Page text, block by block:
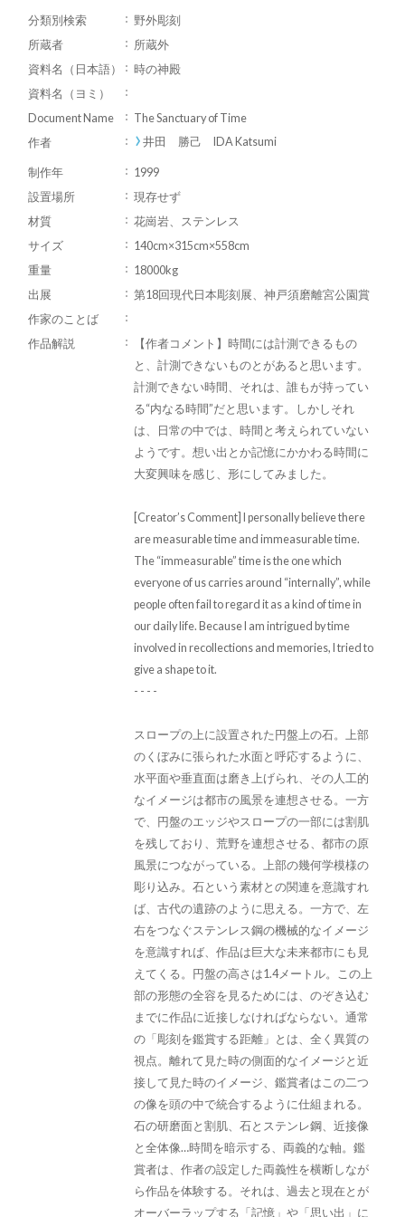
分類別検索
野外彫刻
所蔵者
所蔵外
資料名（日本語）
時の神殿
資料名（ヨミ）
Document Name
The Sanctuary of Time
作者
井田 勝己 IDA Katsumi
制作年
1999
設置場所
現存せず
材質
花崗岩、ステンレス
サイズ
140cm×315cm×558cm
重量
18000kg
出展
第18回現代日本彫刻展、神戸須磨離宮公園賞
作家のことば
作品解説
【作者コメント】時間には計測できるもの
と、計測できないものとがあると思います。
計測できない時間、それは、誰もが持ってい
る“内なる時間”だと思います。しかしそれ
は、日常の中では、時間と考えられていない
ようです。想い出とか記憶にかかわる時間に
大変興味を感じ、形にしてみました。
[Creator’s Comment] I personally believe there
are measurable time and immeasurable time.
The “immeasurable” time is the one which
everyone of us carries around “internally”, while
people often fail to regard it as a kind of time in
our daily life. Because I am intrigued by time
involved in recollections and memories, I tried to
give a shape to it.
- - - -
スロープの上に設置された円盤上の石。上部
のくぼみに張られた水面と呼応するように、
水平面や垂直面は磨き上げられ、その人工的
なイメージは都市の風景を連想させる。一方
で、円盤のエッジやスロープの一部には割肌
を残しており、荒野を連想させる、都市の原
風景につながっている。上部の幾何学模様の
彫り込み。石という素材との関連を意識すれ
ば、古代の遺跡のように思える。一方で、左
右をつなぐステンレス鋼の機械的なイメージ
を意識すれば、作品は巨大な未来都市にも見
えてくる。円盤の高さは1.4メートル。この上
部の形態の全容を見るためには、のぞき込む
までに作品に近接しなければならない。通常
の「彫刻を鑑賞する距離」とは、全く異質の
視点。離れて見た時の側面的なイメージと近
接して見た時のイメージ、鑑賞者はこの二つ
の像を頭の中で統合するように仕組まれる。
石の研磨面と割肌、石とステンレ鋼、近接像
と全体像…時間を暗示する、両義的な軸。鑑
賞者は、作者の設定した両義性を横断しなが
ら作品を体験する。それは、過去と現在とが
オーバーラップする「記憶」や「思い出」に